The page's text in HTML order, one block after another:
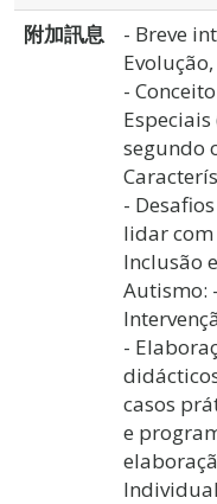
附加訊息
- Breve
-
segundo
-
lidar
Inclusão
Autismo:
-
casos
e